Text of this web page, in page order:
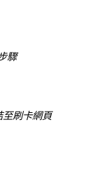
驟
至刷卡網頁